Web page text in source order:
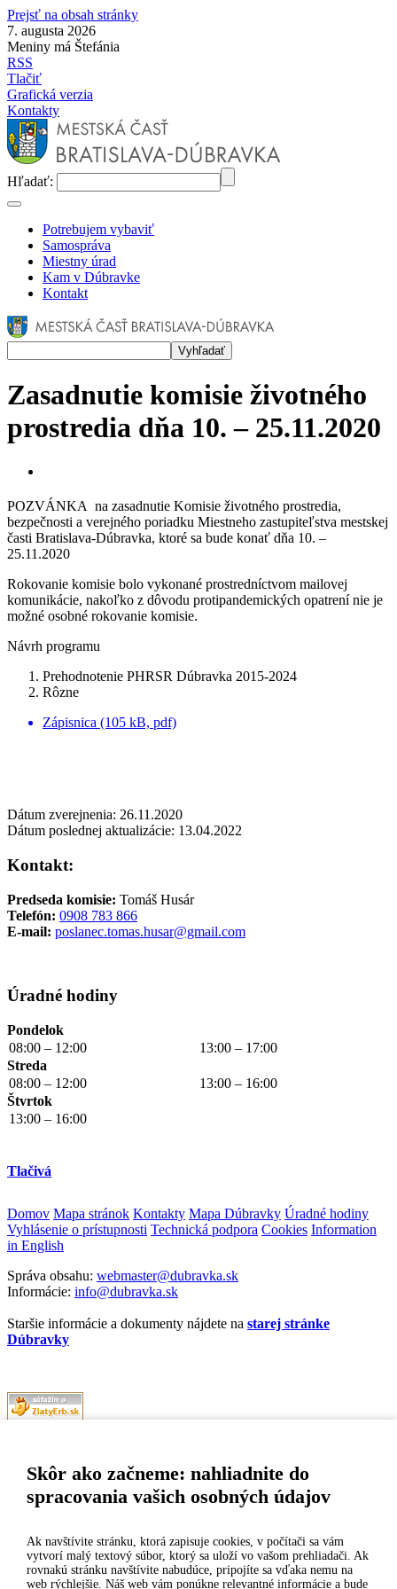
Skôr ako začneme: nahliadnite do
spracovania vašich osobných údajov
Ak navštívite stránku, ktorá zapisuje cookies, v počítači sa vám
vytvorí malý textový súbor, ktorý sa uloží vo vašom prehliadači. Ak
rovnakú stránku navštívite nabudúce, pripojíte sa vďaka nemu na
web rýchlejšie. Náš web vám ponúkne relevantné informácie a bude
Prejsť na obsah stránky
7. augusta 2026
Meniny má Štefánia
RSS
Tlačiť
Grafická verzia
Kontakty
Hľadať:
Potrebujem vybaviť
Samospráva
Miestny úrad
Kam v Dúbravke
Kontakt
Zasadnutie komisie životného
prostredia dňa 10. – 25.11.2020
POZVÁNKA na zasadnutie Komisie životného prostredia,
bezpečnosti a verejného poriadku Miestneho zastupiteľstva mestskej
časti Bratislava-Dúbravka, ktoré sa bude konať dňa 10. –
25.11.2020
Rokovanie komisie bolo vykonané prostredníctvom mailovej
komunikácie, nakoľko z dôvodu protipandemických opatrení nie je
možné osobné rokovanie komisie.
Návrh programu
Prehodnotenie PHRSR Dúbravka 2015-2024
Rôzne
Zápisnica (105 kB, pdf)
Dátum zverejnenia: 26.11.2020
Dátum poslednej aktualizácie: 13.04.2022
Kontakt:
Predseda komisie: Tomáš Husár
Telefón: 0908 783 866
E-mail: poslanec.tomas.husar@gmail.com
Úradné hodiny
Pondelok
08:00 – 12:00
13:00 – 17:00
Streda
08:00 – 12:00
13:00 – 16:00
Štvrtok
13:00 – 16:00
Tlačivá
Domov Mapa stránok Kontakty Mapa Dúbravky Úradné hodiny
Vyhlásenie o prístupnosti Technická podpora Cookies Information
in English
Správa obsahu: webmaster@dubravka.sk
Informácie: info@dubravka.sk
Staršie informácie a dokumenty nájdete na starej stránke
Dúbravky
MESTSKÁ ČASŤ BRATISLAVA-DÚBRAVKA
IČO: 00603406